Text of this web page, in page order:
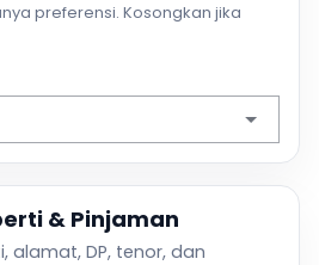
preferensi. Kosongkan jika
& Pinjaman
alamat, DP, tenor, dan